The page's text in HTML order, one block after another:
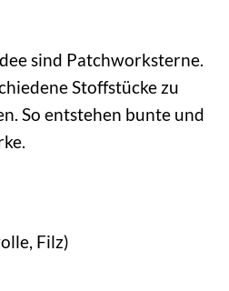
sind Patchworksterne.
Stoffstücke zu
So entstehen bunte und
Filz)